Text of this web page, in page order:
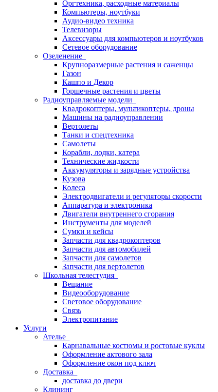
Оргтехника, расходные материалы
Компьютеры, ноутбуки
Аудио-видео техника
Телевизоры
Аксессуары для компьютеров и ноутбуков
Сетевое оборудование
Озеленение
Крупноразмерные растения и саженцы
Газон
Кашпо и Декор
Горшечные растения и цветы
Радиоуправляемые модели
Квадрокоптеры, мультикоптеры, дроны
Машины на радиоуправлении
Вертолеты
Танки и спецтехника
Самолеты
Корабли, лодки, катера
Технические жидкости
Аккумуляторы и зарядные устройства
Кузова
Колеса
Электродвигатели и регуляторы скорости
Аппаратура и электроника
Двигатели внутреннего сгорания
Инструменты для моделей
Сумки и кейсы
Запчасти для квадрокоптеров
Запчасти для автомобилей
Запчасти для самолетов
Запчасти для вертолетов
Школьная телестудия
Вещание
Видеооборудование
Световое оборудование
Связь
Электропитание
Услуги
Ателье
Карнавальные костюмы и ростовые куклы
Оформление актового зала
Оформление окон под ключ
Доставка
доставка до двери
Клининг